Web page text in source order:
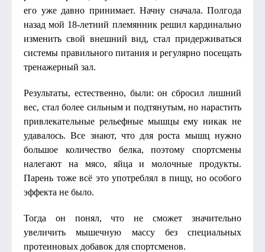
его уже давно принимает. Начну сначала. Полгода
назад мой 18-летний племянник решил кардинально
изменить свой внешний вид, стал придерживаться
системы правильного питания и регулярно посещать
тренажерный зал.
Результаты, естественно, были: он сбросил лишний
вес, стал более сильным и подтянутым, но нарастить
привлекательные рельефные мышцы ему никак не
удавалось. Все знают, что для роста мышц нужно
большое количество белка, поэтому спортсмены
налегают на мясо, яйца и молочные продукты.
Парень тоже всё это употреблял в пищу, но особого
эффекта не было.
Тогда он понял, что не сможет значительно
увеличить мышечную массу без специальных
протеиновых добавок для спортсменов.